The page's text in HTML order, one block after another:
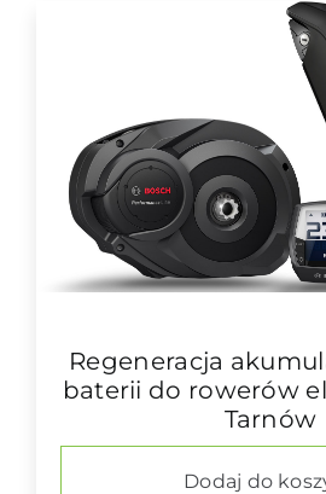
Regeneracja
baterii do rowerów
Tarnów
Dodaj do